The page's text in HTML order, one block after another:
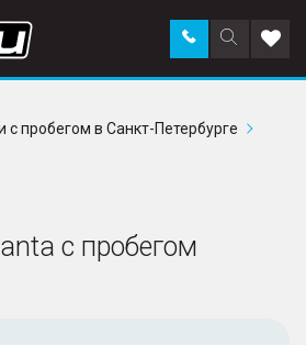
Поиск
по
Заказать
звонок в
с пробегом в Санкт-Петербурге
с пробегом